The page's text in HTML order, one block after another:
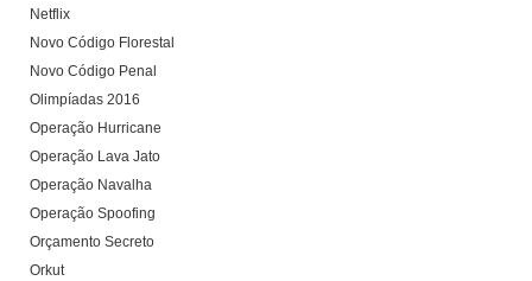
Netflix
Novo Código Florestal
Novo Código Penal
Olimpíadas 2016
Operação Hurricane
Operação Lava Jato
Operação Navalha
Operação Spoofing
Orçamento Secreto
Orkut